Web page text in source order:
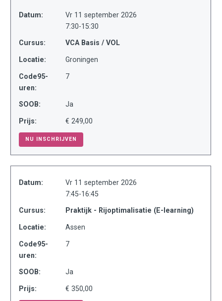
Datum:
Vr 11 september 2026
7:30-15:30
Cursus: VCA Basis / VOL
Locatie: Groningen
Code95-
uren:
7
SOOB: Ja
Prijs: € 249,00
NU INSCHRIJVEN
Datum:
Vr 11 september 2026
7:45-16:45
Cursus: Praktijk - Rijoptimalisatie (E-learning)
Locatie: Assen
Code95-
uren:
7
SOOB: Ja
Prijs: € 350,00